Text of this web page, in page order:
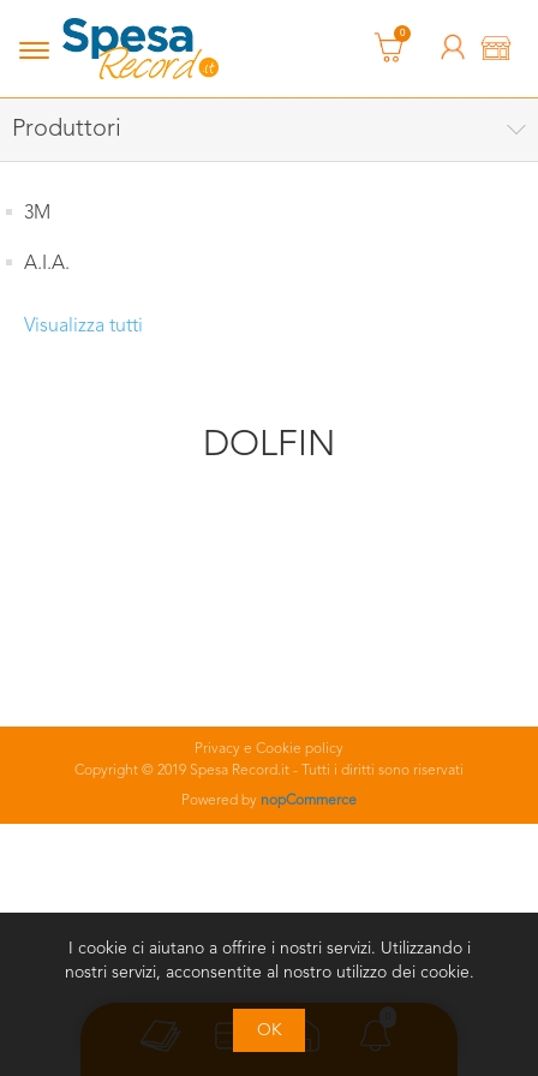
0
Produttori
3M
A.I.A.
Visualizza tutti
DOLFIN
Privacy e Cookie policy
Copyright © 2019 Spesa Record.it - Tutti i diritti sono riservati
Powered by nopCommerce
I cookie ci aiutano a offrire i nostri servizi. Utilizzando i
nostri servizi, acconsentite al nostro utilizzo dei cookie.
OK